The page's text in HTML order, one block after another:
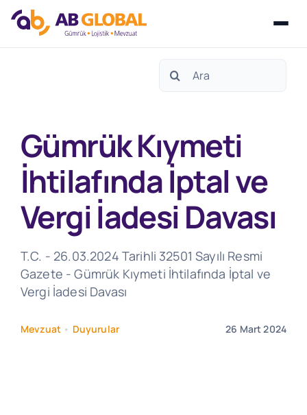
Search
Gümrük Kıymeti
İhtilafında İptal ve
Vergi İadesi Davası
T.C. - 26.03.2024 Tarihli 32501 Sayılı Resmi
Gazete - Gümrük Kıymeti İhtilafında İptal ve
Vergi İadesi Davası
Mevzuat • Duyurular 26 Mart 2024